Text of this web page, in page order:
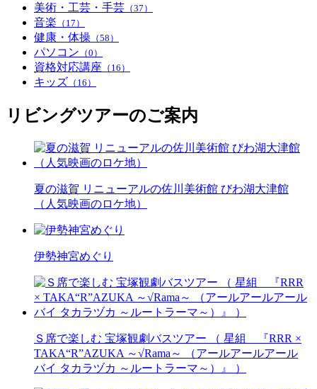
美術・工芸・手芸 （37）
音楽 （17）
健康・体操 （58）
パソコン （0）
資格対応講座 （16）
キッズ （16）
リビングツアーのご案内
夏の滋賀 リニューアルの佐川美術館 びわ湖大津館
（人気映画のロケ地）
伊勢神宮めぐり
Ｓ席で楽しむ 宝塚観劇バスツアー （ 星組 『RRR ×
TAKA“R”AZUKA ～√Rama～ （アールアールアール
バイ タカラヅカ ～ルートラーマ～）』 ）